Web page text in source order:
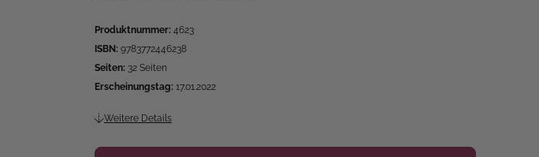
Produktnummer: 4623
ISBN: 9783772446238
Seiten: 32 Seiten
Erscheinungstag: 17.01.2022
Weitere Details